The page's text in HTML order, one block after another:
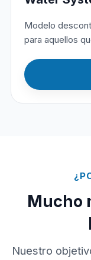
Modelo
para aquellos
Mucho
Nuestro